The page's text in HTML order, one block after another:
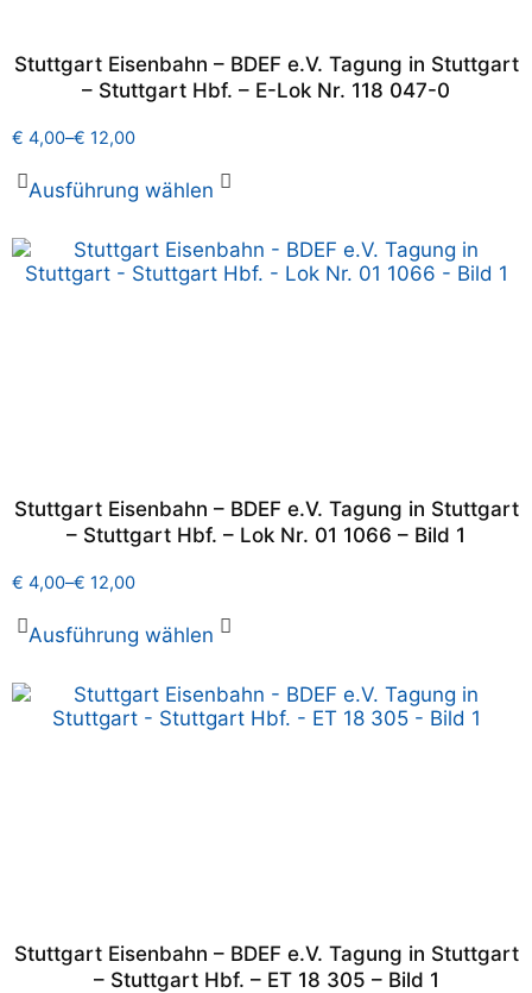
Stuttgart Eisenbahn – BDEF e.V. Tagung in Stuttgart
– Stuttgart Hbf. – E-Lok Nr. 118 047-0
€ 4,00–€ 12,00
Ausführung wählen
Stuttgart Eisenbahn – BDEF e.V. Tagung in Stuttgart
– Stuttgart Hbf. – Lok Nr. 01 1066 – Bild 1
€ 4,00–€ 12,00
Ausführung wählen
Stuttgart Eisenbahn – BDEF e.V. Tagung in Stuttgart
– Stuttgart Hbf. – ET 18 305 – Bild 1